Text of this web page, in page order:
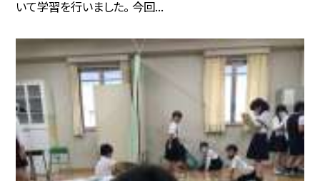
いて学習を行いました。 今回...